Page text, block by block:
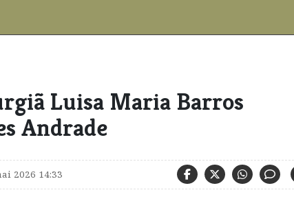
Luisa Maria Barros
Andrade
2026 14:33